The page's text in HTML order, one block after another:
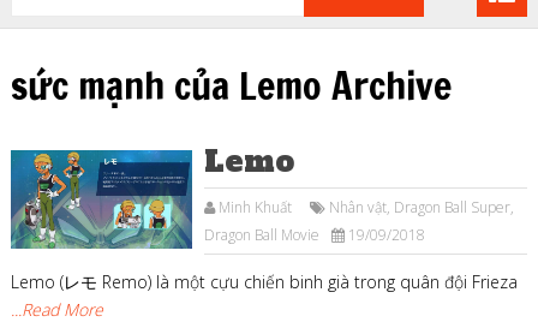
sức mạnh của Lemo Archive
Lemo
Minh Khuất Nhân vật, Dragon Ball Super,
Dragon Ball Movie
19/09/2018
Lemo (レモ Remo) là một cựu chiến binh già trong quân đội Frieza
...Read More